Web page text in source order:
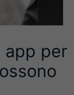
app per